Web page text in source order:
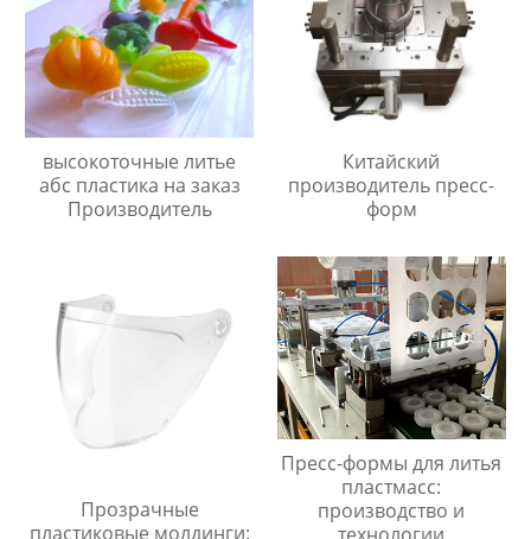
высокоточные литье
абс пластика на заказ
Производитель
Китайский
производитель пресс-
форм
Прозрачные
пластиковые молдинги:
Пресс-формы для литья
пластмасс:
производство и